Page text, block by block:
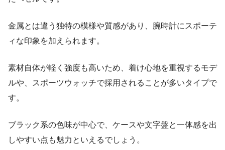
金属とは違う独特の模様や質感があり、腕時計にスポーテ
ィな印象を加えられます。
素材自体が軽く強度も高いため、着け心地を重視するモデ
ルや、スポーツウォッチで採用されることが多いタイプで
す。
ブラック系の色味が中心で、ケースや文字盤と一体感を出
しやすい点も魅力といえるでしょう。